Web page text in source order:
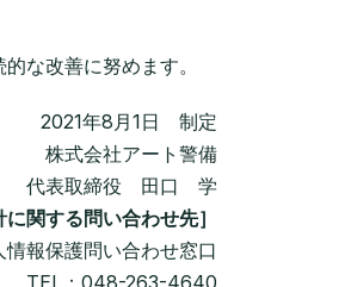
な改善に努めます。
2021年8月1日 制定
株式会社アート警備
代表取締役 田口 学
に関する問い合わせ先］
情報保護問い合わせ窓口
TEL：048-263-4640